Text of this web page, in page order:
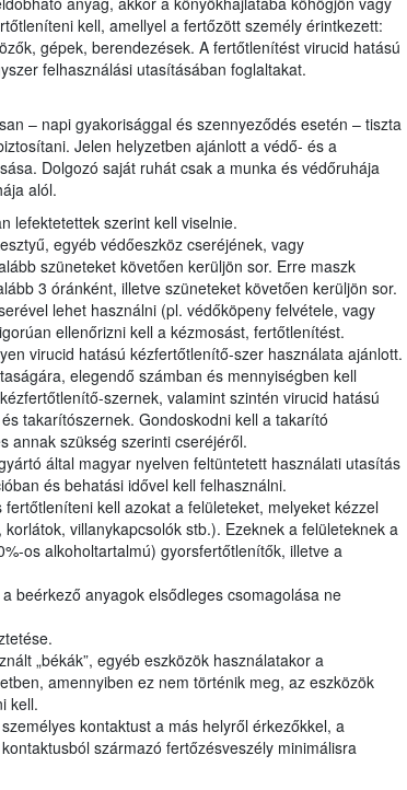
kell, amellyel a fertőzött személy érintkezett:
gépek, berendezések. A fertőtlenítést virucid hatású
felhasználási utasításában foglaltakat.
– napi gyakorisággal és szennyeződés esetén – tiszta
Jelen helyzetben ajánlott a védő- és a
Dolgozó saját ruhát csak a munka és védőruhája
alól.
lefektetettek szerint kell viselnie.
egyéb védőeszköz cseréjének, vagy
szüneteket követően kerüljön sor. Erre maszk
3 óránként, illetve szüneteket követően kerüljön sor.
lehet használni (pl. védőköpeny felvétele, vagy
ellenőrizni kell a kézmosást, fertőtlenítést.
virucid hatású kézfertőtlenítő-szer használata ajánlott.
elegendő számban és mennyiségben kell
szernek, valamint szintén virucid hatású
takarítószernek. Gondoskodni kell a takarító
annak szükség szerinti cseréjéről.
által magyar nyelven feltüntetett használati utasítás
és behatási idővel kell felhasználni.
kell azokat a felületeket, melyeket kézzel
villanykapcsolók stb.). Ezeknek a felületeknek a
os alkoholtartalmú) gyorsfertőtlenítők, illetve a
anyagok elsődleges csomagolása ne
„békák”, egyéb eszközök használatakor a
amennyiben ez nem történik meg, az eszközök
kell.
kontaktust a más helyről érkezőkkel, a
származó fertőzésveszély minimálisra